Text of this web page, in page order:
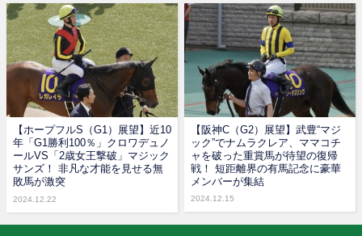
【ホープフルS（G1）展望】近10
年「G1勝利100％」クロワデュノ
ールVS「2歳女王撃破」マジック
サンズ！ 非凡な才能を見せる無
敗馬が激突
2024.12.22
【阪神C（G2）展望】武豊“マジ
ック”でナムラクレア、ママコチ
ャを破った重賞馬が待望の復帰
戦！ 短距離界の有馬記念に豪華
メンバーが集結
2024.12.15